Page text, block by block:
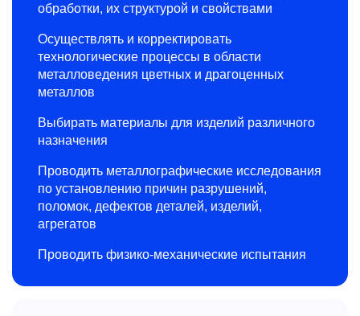
обработки, их структурой и свойствами
Осуществлять и корректировать
технологические процессы в области
металловедения цветных и драгоценных
металлов
Выбирать материалы для изделий различного
назначения
Проводить металлографические исследования
по установлению причин разрушений,
поломок, дефектов деталей, изделий,
агрегатов
Проводить физико-механические испытания